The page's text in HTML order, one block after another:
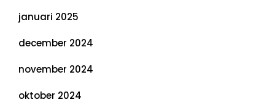
januari 2025
december 2024
november 2024
oktober 2024